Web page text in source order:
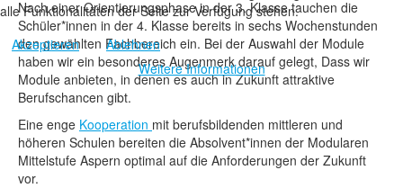
Nach einer Orientierungsphase in der 3. Klasse tauchen die
Schüler*innen in der 4. Klasse bereits in sechs Wochenstunden
den gewählten Fachbereich ein. Bei der Auswahl der Module
haben wir ein besonderes Augenmerk darauf gelegt, Dass wir
Module anbieten, in denen es auch in Zukunft attraktive
Berufschancen gibt.
Eine enge Kooperation mit berufsbildenden mittleren und
höheren Schulen bereiten die Absolvent*innen der Modularen
Mittelstufe Aspern optimal auf die Anforderungen der Zukunft
vor.
alle Funktionalitäten der Seite zur Verfügung stehen.
Akzeptieren
Ablehnen
Weitere Informationen